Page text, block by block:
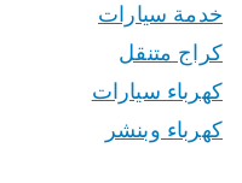
خدمة سيارات
كراج متنقل
كهرباء سيارات
كهرباء وبنشر